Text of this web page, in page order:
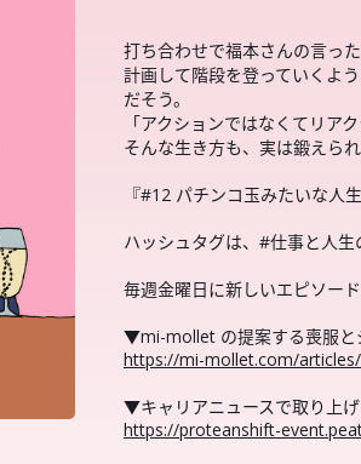
打ち合わせで福本さんの言っ
計画して階段を登っていくよ
だそう。
「アクションではなくてリア
そんな生き方も、実は鍛えら
『#12 パチンコ玉みたいな人
ハッシュタグは、#仕事と人生
毎週金曜日に新しいエピソー
▼mi-mollet の提案する喪服と
https://mi-mollet.com/
▼キャリアニュースで取り上
https://proteanshift-